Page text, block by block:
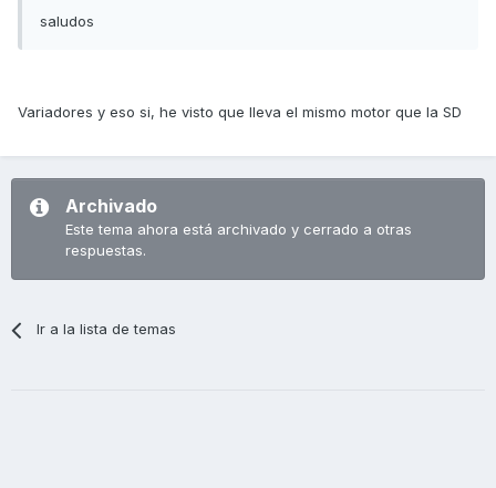
saludos
Variadores y eso si, he visto que lleva el mismo motor que la SD
Archivado
Este tema ahora está archivado y cerrado a otras
respuestas.
Ir a la lista de temas